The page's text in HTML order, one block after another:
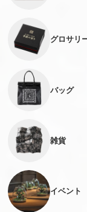
グロサリ
バッグ
雑貨
イベント